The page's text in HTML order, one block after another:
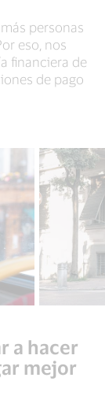
personas
eso, nos
financiera de
de pago
a hacer
mejor